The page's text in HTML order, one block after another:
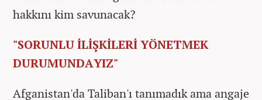
hakkını kim savunacak?
"SORUNLU İLİŞKİLERİ YÖNETMEK
DURUMUNDAYIZ"
Afganistan'da Taliban'ı tanımadık ama angaje